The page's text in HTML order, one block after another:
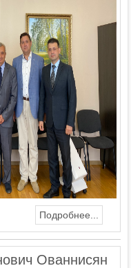
Подробнее...
Ованнисян